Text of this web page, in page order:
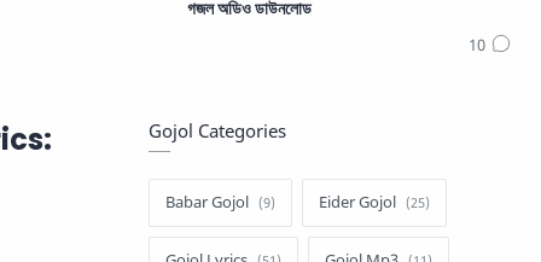
গজল অডিও ডাউনলোড
Gojol Categories
Babar Gojol Eider Gojol